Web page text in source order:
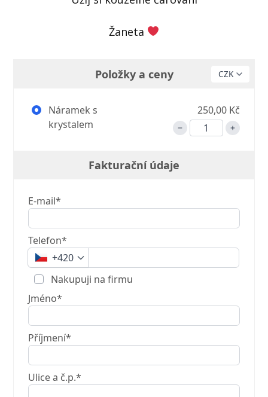
Žaneta
Položky a ceny
Náramek s
krystalem
250,00 Kč
Fakturační údaje
E-mail*
Telefon*
+420
Nakupuji na firmu
Jméno*
Příjmení*
Ulice a č.p.*